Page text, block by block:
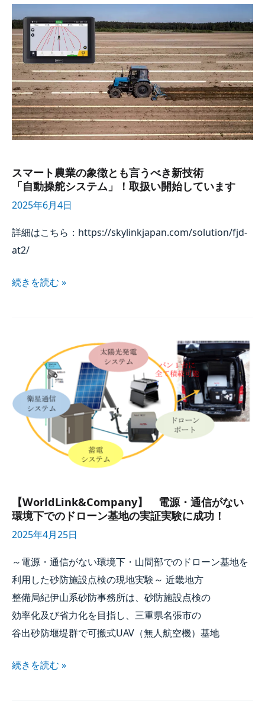
スマート農業の​象徴とも​言うべき新技術​
「自動操舵システム」！​取扱い​開始しています
2025年6月4日
詳細は​こちら：https://skylinkjapan.com/solution/fjd-
at2/
象徴とも​
言うべき新技術​
「自動操舵システム」！​
取扱い​
開始しています
続きを​読む »
【WorldLink&Company】 電源・​通信が​ない​
環境下での​ドローン基地の​実証実験に​成功！
2025年4月25日
～電源・​通信が​ない​環境下・山間部での​ドローン基地を​
利用した​砂防施設点検の​現地実験～ 近畿地方​
整備局紀伊山系砂防事務所は、​砂防施設点検の​
効率化及び省力化を​目指し、​三重県名張市の​
谷出砂防堰堤群で​可搬式UAV ​（無​人航​空機）​基地
【WorldLink&Company】
電源・​
通信が​
ない​
環境下での​
ドローン基地の​
実証実験に​
続きを​読む »